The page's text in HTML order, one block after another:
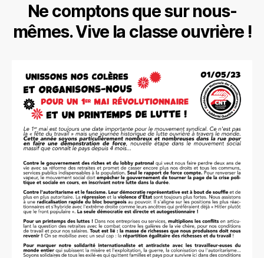
Ne comptons que sur nous-
mêmes. Vive la classe ouvrière !